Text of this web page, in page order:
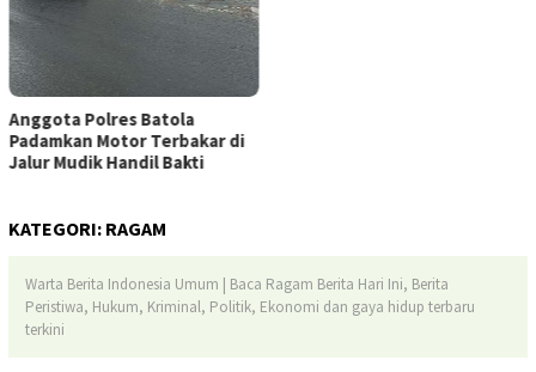
Anggota Polres Batola
Padamkan Motor Terbakar di
Jalur Mudik Handil Bakti
KATEGORI: RAGAM
Warta Berita Indonesia Umum | Baca Ragam Berita Hari Ini, Berita
Peristiwa, Hukum, Kriminal, Politik, Ekonomi dan gaya hidup terbaru
terkini